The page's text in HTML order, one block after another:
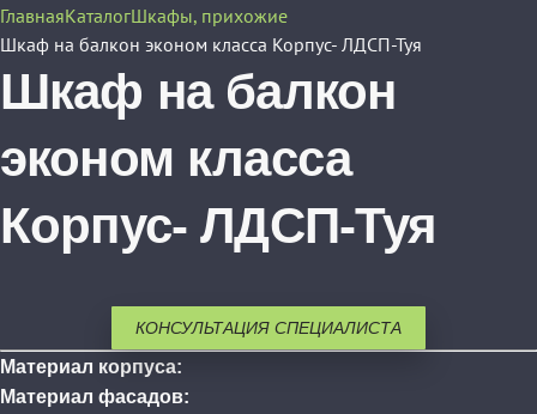
ГлавнаяКаталогШкафы, прихожие
Шкаф на балкон эконом класса Корпус- ЛДСП-Туя
Шкаф на балкон
эконом класса
Корпус- ЛДСП-Туя
КОНСУЛЬТАЦИЯ СПЕЦИАЛИСТА
Материал корпуса:
Материал фасадов: